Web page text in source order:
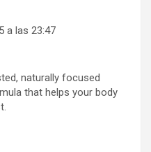
a las 23:47
naturally focused
that helps your body